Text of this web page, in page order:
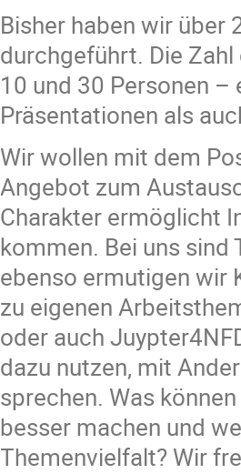
Bisher haben wir über
durchgeführt. Die
10 und 30 Personen
Präsentationen als
Wir wollen mit dem
Angebot zum
Charakter ermöglicht
kommen. Bei uns
ebenso ermutigen wir
zu eigenen
oder auch
dazu nutzen, mit
sprechen. Was
besser machen und
Themenvielfalt? Wir